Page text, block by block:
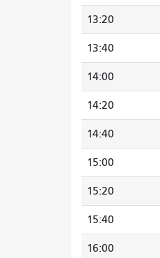
13:20
13:40
14:00
14:20
14:40
15:00
15:20
15:40
16:00